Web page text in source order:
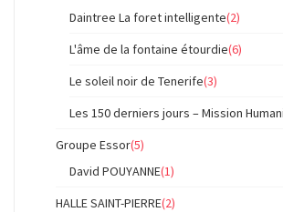
Daintree La foret intelligente(2)
L'âme de la fontaine étourdie(6)
Le soleil noir de Tenerife(3)
Les 150 derniers jours – Mission
Groupe Essor(5)
David POUYANNE(1)
HALLE SAINT-PIERRE(2)